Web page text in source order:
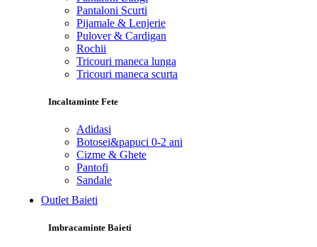
Pantaloni Scurti
Pijamale & Lenjerie
Pulover & Cardigan
Rochii
Tricouri maneca lunga
Tricouri maneca scurta
Incaltaminte Fete
Adidasi
Botosei&papuci 0-2 ani
Cizme & Ghete
Pantofi
Sandale
Outlet Baieti
Imbracaminte Baieti